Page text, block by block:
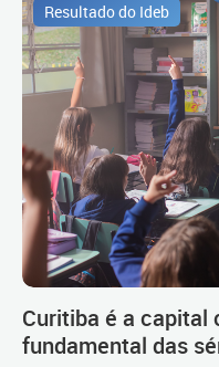
Resultado do Ideb
Curitiba é a capital
fundamental das